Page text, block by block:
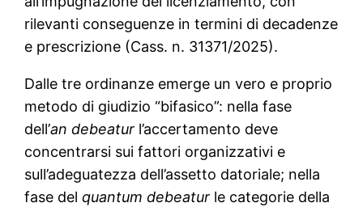
rilevanti conseguenze in termini di decadenze
e prescrizione (Cass. n. 31371/2025).
Dalle tre ordinanze emerge un vero e proprio
metodo di giudizio “bifasico”: nella fase
dell’an debeatur l’accertamento deve
concentrarsi sui fattori organizzativi e
sull’adeguatezza dell’assetto datoriale; nella
fase delquantum debeatur le categorie della